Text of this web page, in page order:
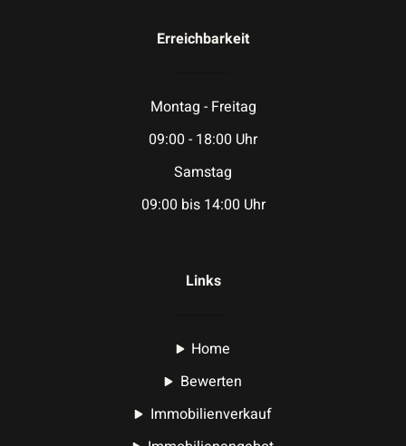
Erreichbarkeit
Montag - Freitag
09:00 - 18:00 Uhr
Samstag
09:00 bis 14:00 Uhr
Links
Home
Bewerten
Immobilienverkauf